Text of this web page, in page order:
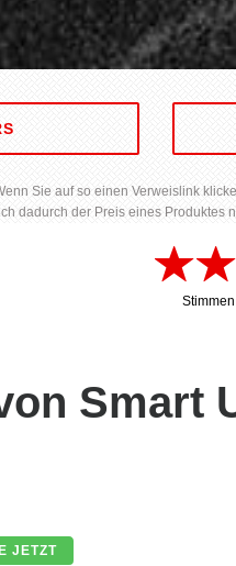
Sie auf so einen Verweislink
dadurch der Preis eines Produktes
Stimmen
Smart
JETZT